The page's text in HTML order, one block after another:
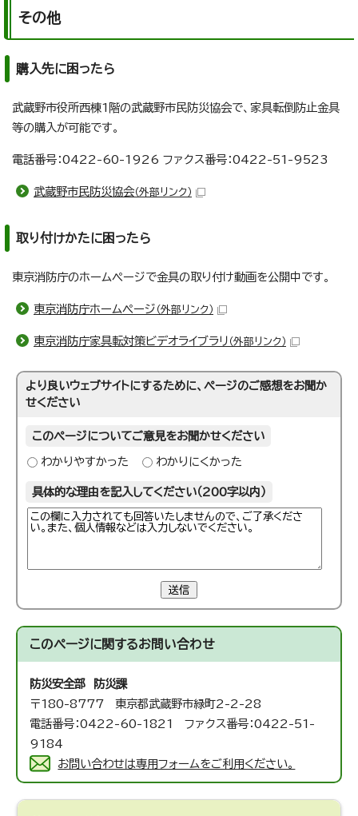
その他
購入先に困ったら
武蔵野市役所西棟1階の武蔵野市民防災協会で、家具転倒防止金具
等の購入が可能です。
電話番号：0422-60-1926 ファクス番号：0422-51-9523
武蔵野市民防災協会（外部リンク）
取り付けかたに困ったら
東京消防庁のホームページで金具の取り付け動画を公開中です。
東京消防庁ホームページ （外部リンク）
東京消防庁家具転対策ビデオライブラリ （外部リンク）
より良いウェブサイトにするために、ページのご感想をお聞か
せください
このページについてご意見をお聞かせください
わかりやすかった わかりにくかった
具体的な理由を記入してください（200字以内）
送信
このページに関するお問い合わせ
防災安全部 防災課
〒180-8777 東京都武蔵野市緑町2-2-28
電話番号：0422-60-1821 ファクス番号：0422-51-
9184
お問い合わせは専用フォームをご利用ください。